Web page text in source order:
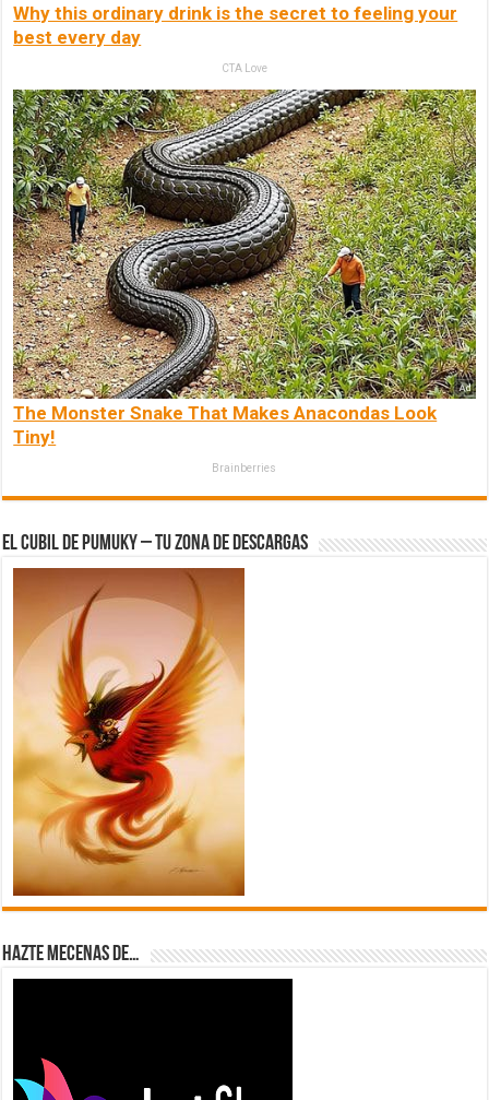
Why this ordinary drink is the secret to feeling your
best every day
CTA Love
The Monster Snake That Makes Anacondas Look
Tiny!
Brainberries
El Cubil de Pumuky – Tu zona de Descargas
Hazte Mecenas de…